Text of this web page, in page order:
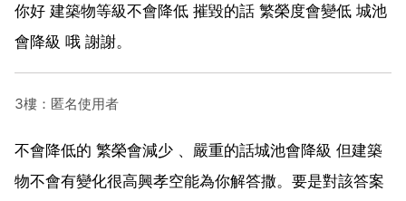
你好 建築物等級不會降低 摧毀的話 繁榮度會變低 城池
會降級 哦 謝謝。
3樓：匿名使用者
不會降低的 繁榮會減少 、嚴重的話城池會降級 但建築
物不會有變化很高興孝空能為你解答撒。要是對該答案